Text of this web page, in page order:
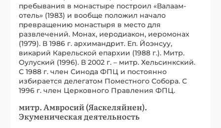
пребывания в монастыре построил «Валаам-
отель» (1983) и вообще положил начало
превращению монастыря в место для
развлечений. Монах, иеродиакон, иеромонах
(1979). В 1986 г. архимандрит. Еп. Йоэнсуу,
викарий Карельской епархии (1988 г.). Митр.
Оулуский (1996). В 2002 г. – митр. Хельсинкский.
С 1988 г. член Синода ФПЦ и постоянно
избирается делегатом Поместного Собора. С
1996 г. член Церковного Правления ФПЦ.
митр. Амвросий (Яаскеляйнен).
Экуменическая деятельность